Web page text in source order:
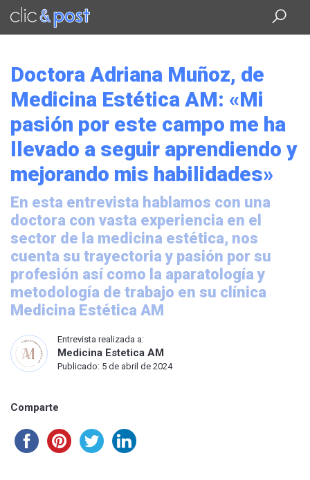
Saltar
contenido
Doctora Adriana Muñoz, de
Medicina Estética AM: «Mi
pasión por este campo me ha
llevado a seguir aprendiendo y
mejorando mis habilidades»
En esta entrevista hablamos con una
doctora con vasta experiencia en el
sector de la medicina estética, nos
cuenta su trayectoria y pasión por su
profesión así como la aparatología y
metodología de trabajo en su clínica
Medicina Estética AM
Entrevista realizada a:
Medicina Estetica AM
Publicado: 5 de abril de 2024
Comparte